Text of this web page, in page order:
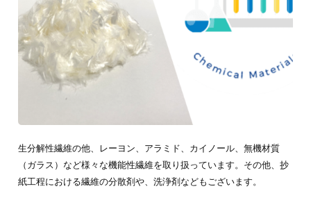
生分解性繊維の他、レーヨン、アラミド、カイノール、無機材質
（ガラス）など様々な機能性繊維を取り扱っています。その他、抄
紙工程における繊維の分散剤や、洗浄剤などもございます。